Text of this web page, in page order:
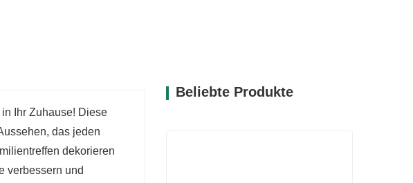
Ihr Zuhause! Diese
das jeden
dekorieren
verbessern und
Beliebte Produkte